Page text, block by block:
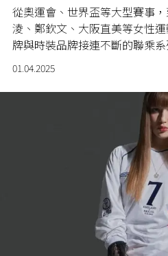
從奧運會、世界盃等大型賽事
淩、鄭欽文、大阪直美等女性
牌與時裝品牌接連不斷的聯乘
適的風格完全融入女性的工作與
01.04.2025